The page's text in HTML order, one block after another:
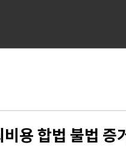
용 합법 불법